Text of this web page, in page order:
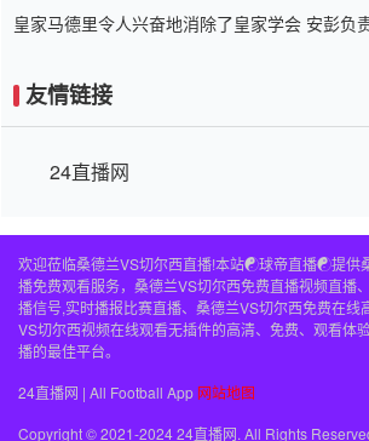
皇家马德里令人兴奋地消除了皇家学会 安彭负
友情链接
24直播网
欢迎莅临桑德兰VS切尔西直播!本站☯球帝直播☯提供
播免费观看服务，桑德兰VS切尔西免费直播视频直播
播信号,实时播报比赛直播、桑德兰VS切尔西免费在线
VS切尔西视频在线观看无插件的高清、免费、观看体
播的最佳平台。
24直播网 | All Football App 网站地图
Copyright © 2021-2024 24直播网. All Rights